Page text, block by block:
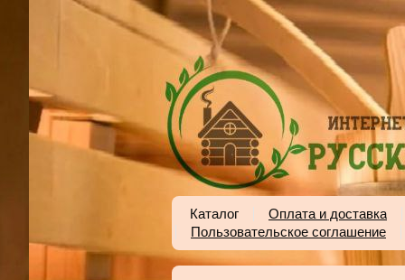
Каталог
Оплата и доставка
Пользовательское соглашение